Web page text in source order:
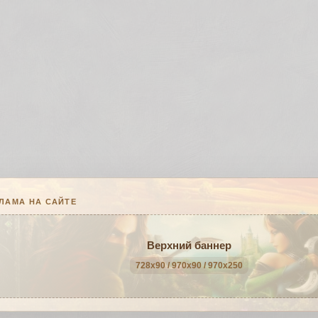
НА САЙТЕ
Верхний баннер
728x90 / 970x90 / 970x250